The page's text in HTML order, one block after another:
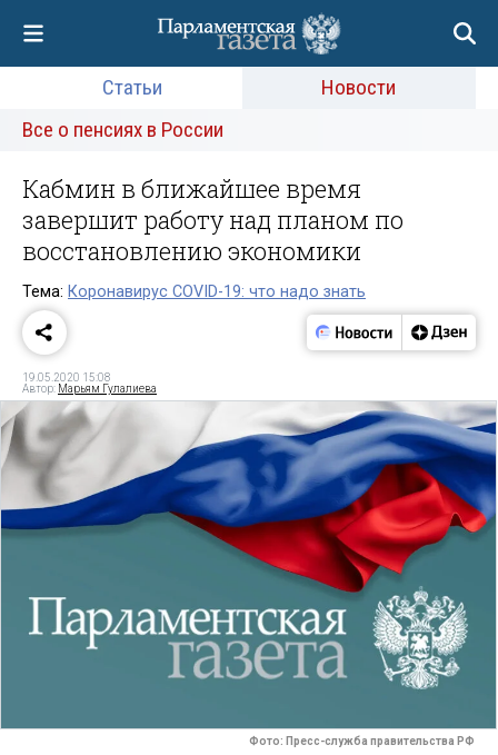
Статьи
Новости
Все о пенсиях в России
Кабмин в ближайшее время
завершит работу над планом по
восстановлению экономики
Тема: Коронавирус COVID-19: что надо знать
19.05.2020 15:08
Автор: Марьям Гулалиева
Фото: Пресс-служба правительства РФ